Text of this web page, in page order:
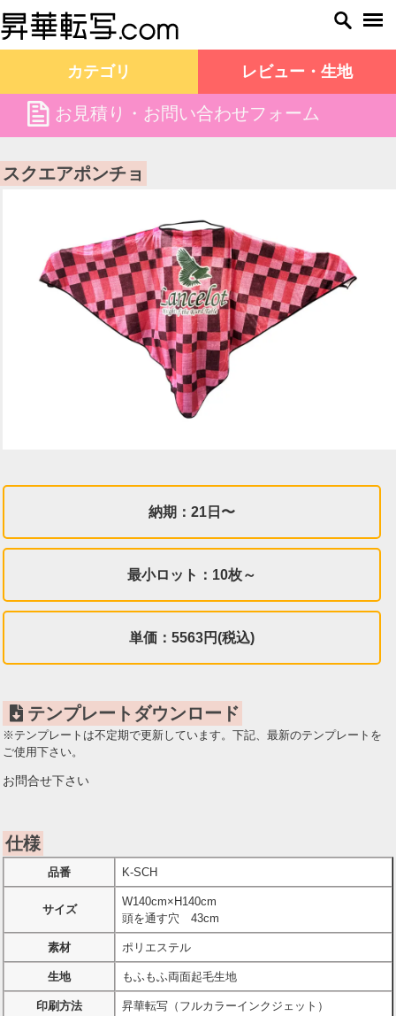
カテゴリ レビュー・生地
file お見積り・お問い合わせフォーム
昇華転写.com TOP 商品一覧 スクエアポンチョ
スクエアポンチョ
納期：21日〜
最小ロット：10枚～
単価：5563円(税込)
テンプレートダウンロード
※テンプレートは不定期で更新しています。下記、最新のテンプレートを
ご使用下さい。
お問合せ下さい
仕様
品番 K-SCH
サイズ
W140cm×H140cm
頭を通す穴 43cm
素材 ポリエステル
生地 もふもふ両面起毛生地
印刷方法 昇華転写（フルカラーインクジェット）